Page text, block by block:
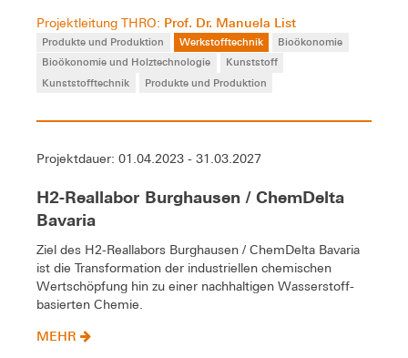
Projektleitung THRO: Prof. Dr. Manuela List
Produkte und Produktion Werkstofftechnik
Bioökonomie
Bioökonomie und Holztechnologie
Kunststoff
Kunststofftechnik
Produkte und Produktion
Projektdauer: 01.04.2023 - 31.03.2027
H2-Reallabor Burghausen / ChemDelta
Bavaria
Ziel des H2-Reallabors Burghausen / ChemDelta Bavaria
ist die Transformation der industriellen chemischen
Wertschöpfung hin zu einer nachhaltigen Wasserstoff-
basierten Chemie.
MEHR